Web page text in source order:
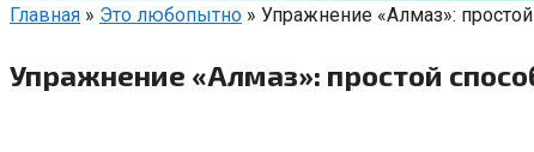
Главная » Это любопытно » Упражнение «Алмаз»:
Упражнение «Алмаз»: простой